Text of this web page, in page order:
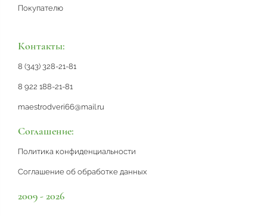
Покупателю
Контакты:
8 (343) 328-21-81
8 922 188-21-81
maestrodveri66@mail.ru
Соглашение:
Политика конфиденциальности
Соглашение об обработке данных
2009 - 2026